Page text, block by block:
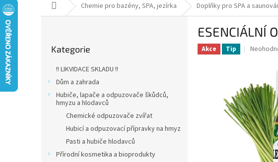
Domů Chemie pro bazény, SPA, jezírka Doplňky pro SPA a
kategorie
Kategorie
!! LIKVIDACE SKLADU !!
Dům a zahrada
Hubiče, lapače a odpuzovače škůdců,
hmyzu a hlodavců
Chemické odpuzovače zvířat
Hubicí a odpuzovací přípravky na hmyz
Pasti a hubiče hlodavců
Přírodní kosmetika a bioprodukty
ESENCIÁLNÍ
Akce Tip
0,0
z
5